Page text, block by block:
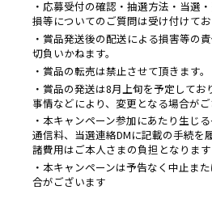
・応募受付の確認・抽選方法・当選
損等についてのご質問は受け付けてお
・賞品発送後の配送による損害等の
切負いかねます。
・賞品の転売は禁止させて頂きます。
・賞品の発送は8月上旬を予定して
事情などにより、変更となる場合がご
・本キャンペーン参加にあたり生じ
通信料、当選連絡DMに記載の手続を
諸費用はご本人さまの負担となります
・本キャンペーンは予告なく中止ま
合がございます